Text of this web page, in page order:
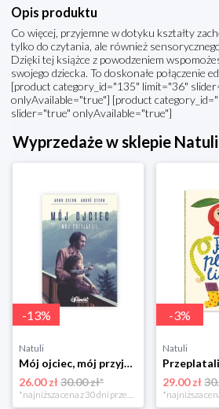
Opis produktu
Co więcej, przyjemne w dotyku kształty
tylko do czytania, ale również
Dzięki tej książce z powodzeniem
swojego dziecka. To doskonałe połączenie
[product category_id="135" limit="36"
onlyAvailable="true"] [product
slider="true" onlyAvailable="true"]
Wyprzedaże w sklepie Natuli
-13%
Natuli
Mój ojciec, mój przyjaciel Element
26.00 zł30.00 zł*
*najniższa cena z 30 dni przed obniżką
-3%
Natuli
29.00 zł